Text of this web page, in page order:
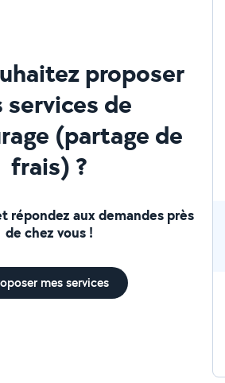
proposer
services de
(partage de
frais) ?
répondez aux demandes près
de chez vous !
mes services